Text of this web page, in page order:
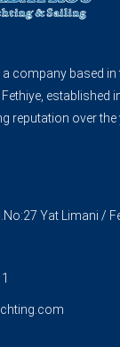
company based in
established
reputation over the
Yat Limani /